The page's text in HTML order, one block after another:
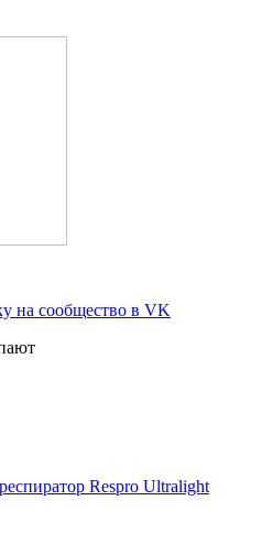
на сообщество в VK
Respro Ultralight